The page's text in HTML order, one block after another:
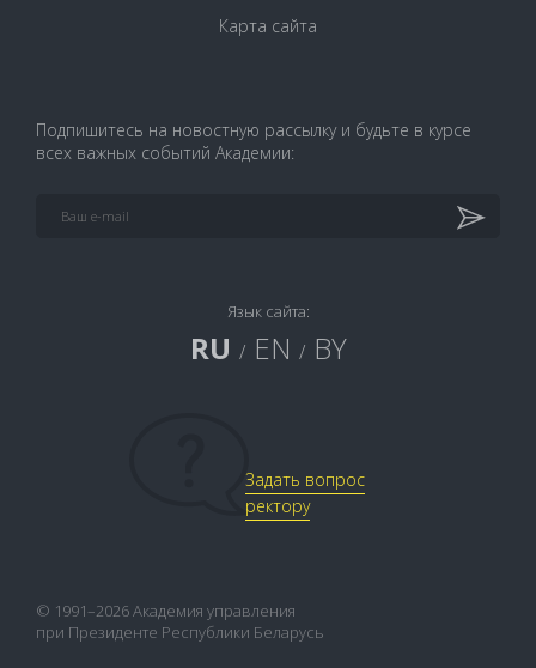
Карта сайта
Подпишитесь на новостную рассылку и будьте в курсе
всех важных событий Академии:
Язык сайта:
RU / EN / BY
Задать вопрос
ректору
© 1991–2026 Академия управления
при Президенте Республики Беларусь